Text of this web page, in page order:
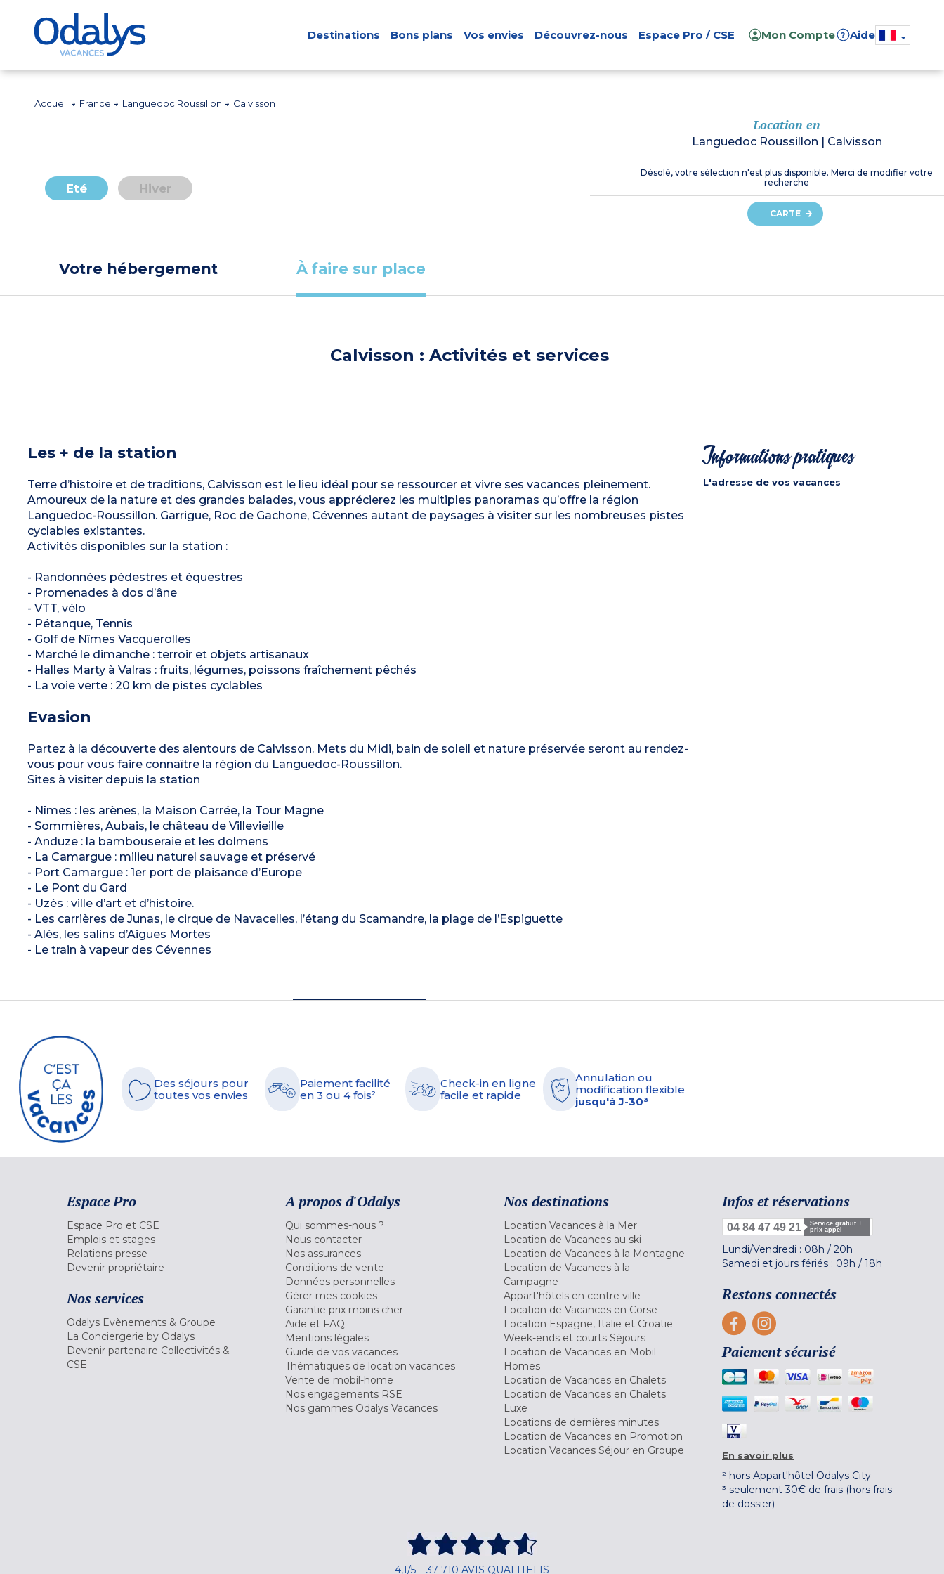
Destinations Bons plans Vos envies Découvrez-nous Espace Pro / CSE Mon Compte ? Aide
Accueil France Languedoc Roussillon Calvisson
Eté Hiver
Location en
Languedoc Roussillon | Calvisson
Désolé, votre sélection n'est plus disponible. Merci de modifier votre
recherche
CARTE
Votre hébergement À faire sur place
Calvisson : Activités et services
Les + de la station
Terre d’histoire et de traditions, Calvisson est le lieu idéal pour se ressourcer et vivre ses vacances pleinement.
Amoureux de la nature et des grandes balades, vous apprécierez les multiples panoramas qu’offre la région
Languedoc-Roussillon. Garrigue, Roc de Gachone, Cévennes autant de paysages à visiter sur les nombreuses pistes
cyclables existantes.
Activités disponibles sur la station :
- Randonnées pédestres et équestres
- Promenades à dos d’âne
- VTT, vélo
- Pétanque, Tennis
- Golf de Nîmes Vacquerolles
- Marché le dimanche : terroir et objets artisanaux
- Halles Marty à Valras : fruits, légumes, poissons fraîchement pêchés
- La voie verte : 20 km de pistes cyclables
Evasion
Partez à la découverte des alentours de Calvisson. Mets du Midi, bain de soleil et nature préservée seront au rendez-
vous pour vous faire connaître la région du Languedoc-Roussillon.
Sites à visiter depuis la station
- Nîmes : les arènes, la Maison Carrée, la Tour Magne
- Sommières, Aubais, le château de Villevieille
- Anduze : la bambouseraie et les dolmens
- La Camargue : milieu naturel sauvage et préservé
- Port Camargue : 1er port de plaisance d’Europe
- Le Pont du Gard
- Uzès : ville d’art et d’histoire.
- Les carrières de Junas, le cirque de Navacelles, l’étang du Scamandre, la plage de l’Espiguette
- Alès, les salins d’Aigues Mortes
- Le train à vapeur des Cévennes
Informations pratiques
L'adresse de vos vacances
Des séjours pour
toutes vos envies
Paiement facilité
en 3 ou 4 fois²
Check-in en ligne
facile et rapide
Annulation ou
modification flexible
jusqu'à J-30³
Espace Pro
Espace Pro et CSE
Emplois et stages
Relations presse
Devenir propriétaire
Nos services
Odalys Evènements & Groupe
La Conciergerie by Odalys
Devenir partenaire Collectivités &
CSE
A propos d'Odalys
Qui sommes-nous ?
Nous contacter
Nos assurances
Conditions de vente
Données personnelles
Gérer mes cookies
Garantie prix moins cher
Aide et FAQ
Mentions légales
Guide de vos vacances
Thématiques de location vacances
Vente de mobil-home
Nos engagements RSE
Nos gammes Odalys Vacances
Nos destinations
Location Vacances à la Mer
Location de Vacances au ski
Location de Vacances à la Montagne
Location de Vacances à la
Campagne
Appart'hôtels en centre ville
Location de Vacances en Corse
Location Espagne, Italie et Croatie
Week-ends et courts Séjours
Location de Vacances en Mobil
Homes
Location de Vacances en Chalets
Location de Vacances en Chalets
Luxe
Locations de dernières minutes
Location de Vacances en Promotion
Location Vacances Séjour en Groupe
Infos et réservations
04 84 47 49 21
Service gratuit +
prix appel
Lundi/Vendredi : 08h / 20h
Samedi et jours fériés : 09h / 18h
Restons connectés
Paiement sécurisé
En savoir plus
² hors Appart'hôtel Odalys City
³ seulement 30€ de frais (hors frais
de dossier)
4,1/5 – 37 710 AVIS QUALITELIS